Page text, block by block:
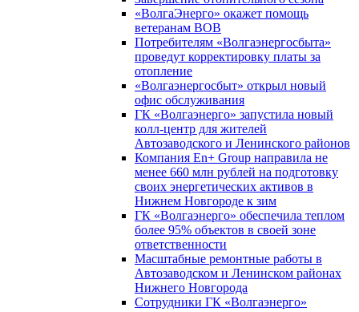
«ВолгаЭнерго» окажет помощь
ветеранам ВОВ
Потребителям «Волгаэнергосбыта»
проведут корректировку платы за
отопление
«Волгаэнергосбыт» открыл новый
офис обслуживания
ГК «Волгаэнерго» запустила новый
колл-центр для жителей
Автозаводского и Ленинского районов
Компания En+ Group направила не
менее 660 млн рублей на подготовку
своих энергетических активов в
Нижнем Новгороде к зим
ГК «Волгаэнерго» обеспечила теплом
более 95% объектов в своей зоне
ответственности
Масштабные ремонтные работы в
Автозаводском и Ленинском районах
Нижнего Новгорода
Сотрудники ГК «Волгаэнерго»